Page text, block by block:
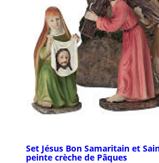
Set Jésus Bon Samaritain et
peinte crèche de Pâques